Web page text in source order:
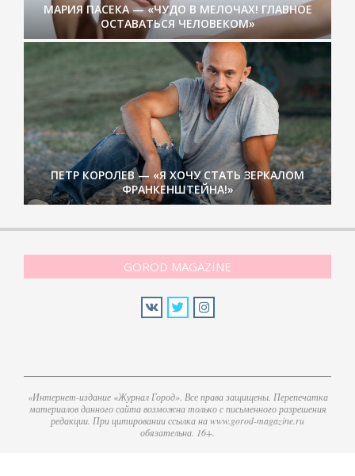
МАРИЯ ПАСЕКА — «ЧУДО В МЕЛОЧАХ! ГЛАВНОЕ
ОСТАВАТЬСЯ ЧЕЛОВЕКОМ»
ПЕТР КОРОЛЕВ — «Я ХОЧУ СТАТЬ ЗЕРКАЛОМ
ФРАНКЕНШТЕЙНА!»
GOROD MAGAZINE
«Интернет-издание «Журнал Город». Все права защищены. Перепечатка
материалов данного сайта возможна только с письменного разрешения
редакции. При цитировании ссылка на www.gorod-magazine.ru
обязательна. 16+.